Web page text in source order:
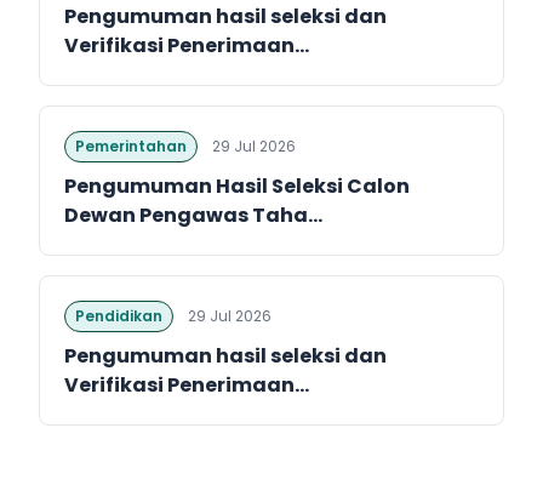
Pengumuman hasil seleksi dan
Verifikasi Penerimaan...
Pemerintahan 29 Jul 2026
Pengumuman Hasil Seleksi Calon
Dewan Pengawas Taha...
Pendidikan 29 Jul 2026
Pengumuman hasil seleksi dan
Verifikasi Penerimaan...